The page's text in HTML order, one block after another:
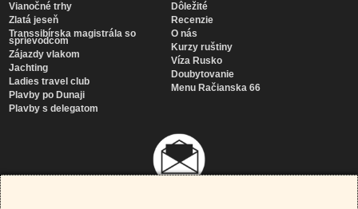
Vianočné trhy
Zlatá jeseň
Transsibírska magistrála so
sprievodcom
Zájazdy vlakom
Jachting
Ladies travel club
Plavby po Dunaji
Plavby s delegatom
Dôležité
Recenzie
O nás
Kurzy ruštiny
Víza Rusko
Doubytovanie
Menu Račianska 66